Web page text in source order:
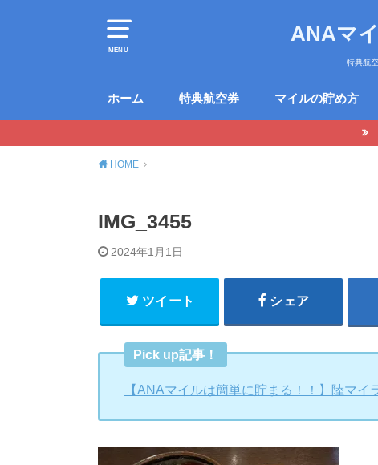
MENU
ANAマ
特典航
ホーム 特典航空券 マイルの貯め方
HOME
IMG_3455
2024年1月1日
ツイート シェア
Pick up記事！
【ANAマイルは簡単に貯まる！！】陸マイ